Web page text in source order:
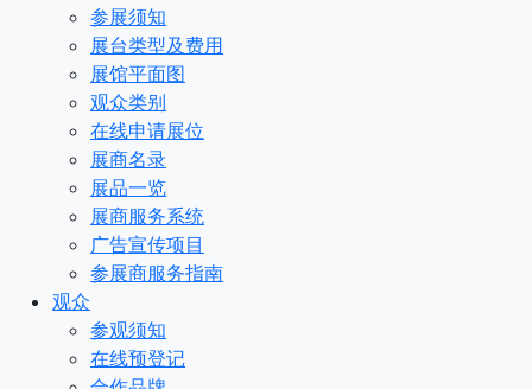
参展须知
展台类型及费用
展馆平面图
观众类别
在线申请展位
展商名录
展品一览
展商服务系统
广告宣传项目
参展商服务指南
观众
参观须知
在线预登记